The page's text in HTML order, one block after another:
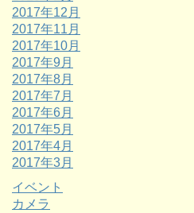
2017年12月
2017年11月
2017年10月
2017年9月
2017年8月
2017年7月
2017年6月
2017年5月
2017年4月
2017年3月
イベント
カメラ